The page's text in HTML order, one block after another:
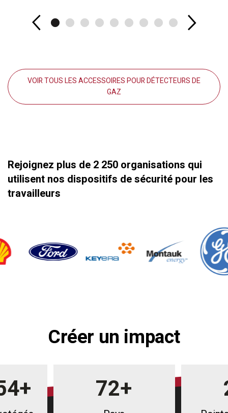
VOIR TOUS LES ACCESSOIRES POUR DÉTECTEURS DE
GAZ
Rejoignez plus de 2 250 organisations qui
utilisent nos dispositifs de sécurité pour les
travailleurs
Créer un impact
+ 75+